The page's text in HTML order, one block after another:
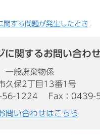
関する問題が発生したとき
に関するお問い合わ
一般廃棄物係
久保2丁目13番1号
56-1224
Fax：0439-
問い合わせはこちら